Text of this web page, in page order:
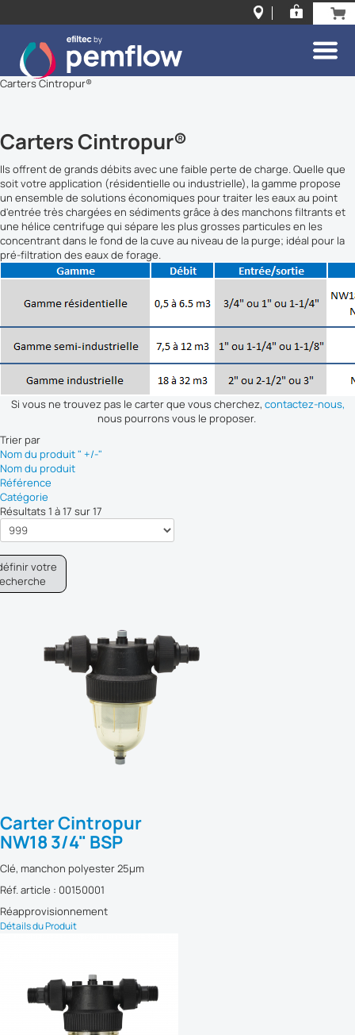
Carters Cintropur®
Carters Cintropur®
Ils offrent de grands débits avec une faible perte de charge. Quelle que
soit votre application (résidentielle ou industrielle), la gamme propose
un ensemble de solutions économiques pour traiter les eaux au point
d'entrée très chargées en sédiments grâce à des manchons filtrants et
une hélice centrifuge qui sépare les plus grosses particules en les
concentrant dans le fond de la cuve au niveau de la purge; idéal pour la
pré-filtration des eaux de forage.
Si vous ne trouvez pas le carter que vous cherchez, contactez-nous,
nous pourrons vous le proposer.
Trier par
Nom du produit " +/-"
Nom du produit
Référence
Catégorie
Résultats 1 à 17 sur 17
votre
Carter Cintropur
NW18 3/4" BSP
Clé, manchon polyester 25µm
Réf. article : 00150001
Réapprovisionnement
Détails du Produit